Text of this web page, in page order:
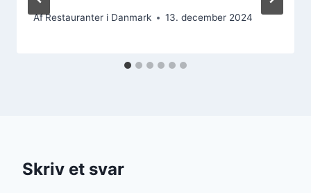
AfRestauranter i Danmark 13. december 2024
Skriv et svar